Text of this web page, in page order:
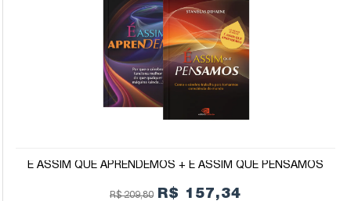
É ASSIM QUE APRENDEMOS + É ASSIM QUE PENSAMOS
R$ 209,80 R$ 157,34